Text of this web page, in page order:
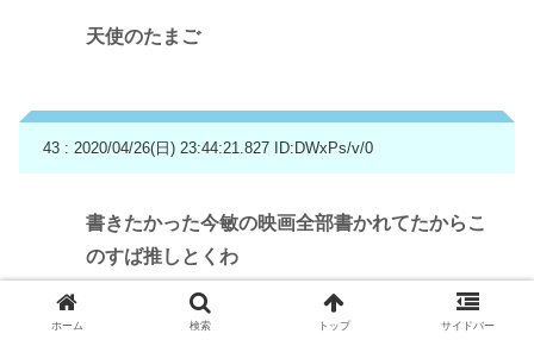
天使のたまご
43 : 2020/04/26(日) 23:44:21.827 ID:DWxPs/v/0
書きたかった今敏の映画全部書かれてたからこ
のすば推しとくわ
ホーム 検索 トップ サイドバー